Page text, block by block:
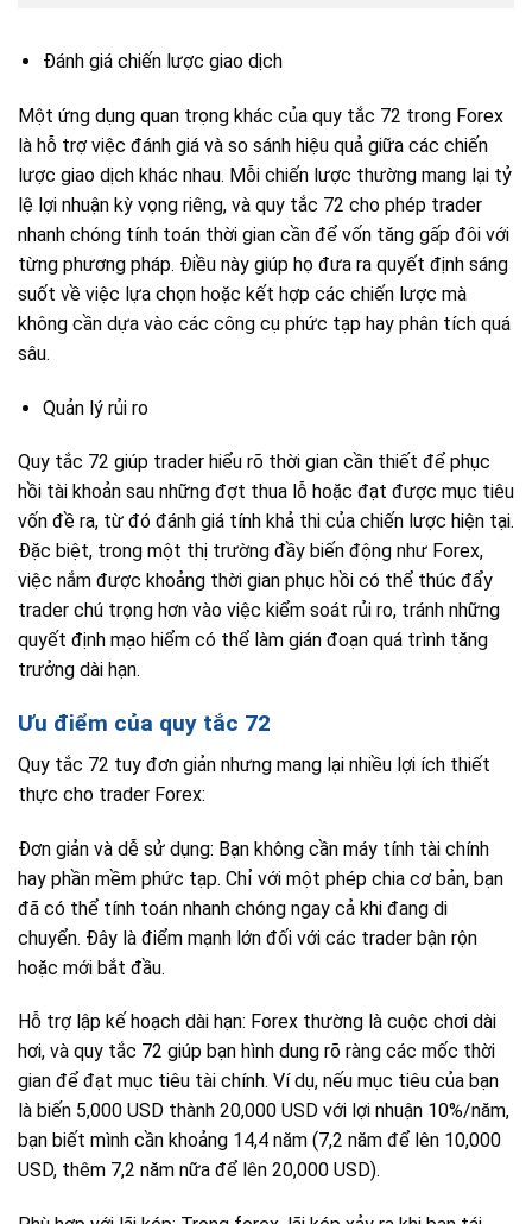
Đánh giá chiến lược giao dịch
Một ứng dụng quan trọng khác của quy tắc 72 trong Forex
là hỗ trợ việc đánh giá và so sánh hiệu quả giữa các chiến
lược giao dịch khác nhau. Mỗi chiến lược thường mang lại tỷ
lệ lợi nhuận kỳ vọng riêng, và quy tắc 72 cho phép trader
nhanh chóng tính toán thời gian cần để vốn tăng gấp đôi với
từng phương pháp. Điều này giúp họ đưa ra quyết định sáng
suốt về việc lựa chọn hoặc kết hợp các chiến lược mà
không cần dựa vào các công cụ phức tạp hay phân tích quá
sâu.
Quản lý rủi ro
Quy tắc 72 giúp trader hiểu rõ thời gian cần thiết để phục
hồi tài khoản sau những đợt thua lỗ hoặc đạt được mục tiêu
vốn đề ra, từ đó đánh giá tính khả thi của chiến lược hiện tại.
Đặc biệt, trong một thị trường đầy biến động như Forex,
việc nắm được khoảng thời gian phục hồi có thể thúc đẩy
trader chú trọng hơn vào việc kiểm soát rủi ro, tránh những
quyết định mạo hiểm có thể làm gián đoạn quá trình tăng
trưởng dài hạn.
Ưu điểm của quy tắc 72
Quy tắc 72 tuy đơn giản nhưng mang lại nhiều lợi ích thiết
thực cho trader Forex:
Đơn giản và dễ sử dụng: Bạn không cần máy tính tài chính
hay phần mềm phức tạp. Chỉ với một phép chia cơ bản, bạn
đã có thể tính toán nhanh chóng ngay cả khi đang di
chuyển. Đây là điểm mạnh lớn đối với các trader bận rộn
hoặc mới bắt đầu.
Hỗ trợ lập kế hoạch dài hạn: Forex thường là cuộc chơi dài
hơi, và quy tắc 72 giúp bạn hình dung rõ ràng các mốc thời
gian để đạt mục tiêu tài chính. Ví dụ, nếu mục tiêu của bạn
là biến 5,000 USD thành 20,000 USD với lợi nhuận 10%/năm,
bạn biết mình cần khoảng 14,4 năm (7,2 năm để lên 10,000
USD, thêm 7,2 năm nữa để lên 20,000 USD).